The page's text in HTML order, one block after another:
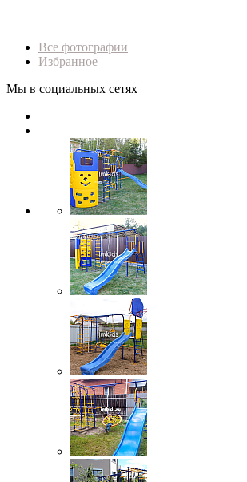
Все фотографии
Избранное
Мы в социальных сетях